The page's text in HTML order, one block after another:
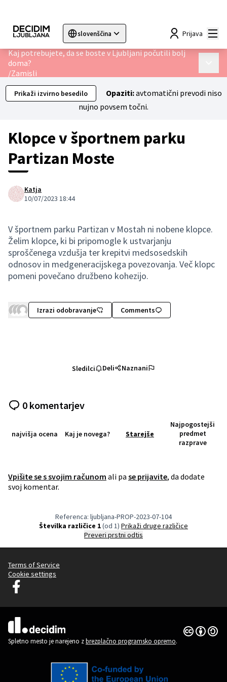
slovenščina
Sprache wählen Choose language Choisir la langue
Prijava
Kaj potrebujete, da se boste v Ljubljani počutili bolj
doma?
/Zamisli
Prikaži izvirno besedilo Opaziti:avtomatični prevodi niso
nujno povsem točni.
Klopce v športnem parku
Partizan Moste
Katja
10/07/2023 18:44
V športnem parku Partizan v Mostah ni nobene klopce.
Želim klopce, ki bi pripomogle k ustvarjanju
sproščenega vzdušja ter krepitvi medsosedskih
odnosov in medgeneracijskega povezovanja. Več klopc
pomeni povečano družbeno kohezijo.
Izrazi odobravanje Comments
Sledilci Deli Naznani
0 komentarjev
najvišja ocena Kaj je novega? Starejše
Najpogostejši
predmet
razprave
Vpišite se s svojim računom ali pa se prijavite, da dodate
svoj komentar.
Referenca: ljubljana-PROP-2023-07-104
Številka različice 1(od 1)
Prikaži druge različice
Preveri prstni odtis
Terms of Service
Cookie settings
Decidim Ljubljana na Facebooku
(Zunanja povezava)
Spletno mesto je narejeno zbrezplačno programsko opremo.
Dovoljenja
(Zunanja